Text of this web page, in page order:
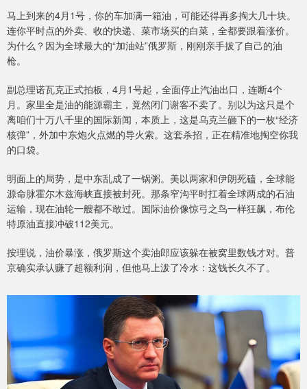
马上到来的4月1号，你的车加满一箱油，可能还得再多掏大几十块。
连你平时点的外卖、收的快递、菜市场买的白菜，全都要跟着涨价。
为什么？因为全球最大的“加油站”俄罗斯，刚刚亲手拔了自己的油
枪。
副总理诺瓦克正式拍板，4月1号起，全面停止汽油出口，连断4个
月。家里全是油的能源霸主，竟然闭门谢客不卖了。别以为这只是个
离咱们十万八千里的国际新闻，本质上，这是乌克兰砸下的一枚“经济
核弹”，外加中东炮火点燃的导火索。这套杀招，正在精准地掏空你我
的口袋。
明面上的局势，是中东乱成了一锅粥。美以两家和伊朗死磕，全球能
源命脉霍尔木兹海峡直接被封死。那条窄沟平时扛着全球两成的石油
运输，现在油轮一艘都不敢过。国际油价像惊弓之鸟一样狂飙，布伦
特原油直接冲破112美元。
按理说，油价暴涨，俄罗斯这个卖油郎应该躲在被窝里数钱才对。普
京确实承认赚了超额利润，但他马上泼了冷水：这钱长久不了。